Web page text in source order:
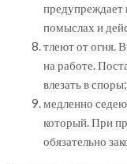
предупреждает
помыслах и
тлеют от огня.
на работе.
влезать в споры;
медленно
который. При
обязательно